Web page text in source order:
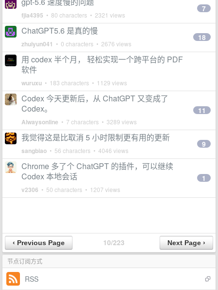
fjia4395 • 80 characters • 2321 views
7
ChatGPT5.6 是真的慢
zhuiyun041 • 0 characters • 2676 views
18
用 codex 半个月， 轻松实现一个跨平台的 PDF
软件
wuruxu • 183 characters • 1129 views
Codex 今天更新后，从 ChatGPT 又变成了
Codex。
Alwaysonline • 7 characters • 3289 views
11
我觉得这是比取消 5 小时限制更有用的更新
sangbiao • 56 characters • 4046 views
9
Chrome 多了个 ChatGPT 的插件，可以继续
Codex 本地会话
v2306 • 50 characters • 1207 views
1
10/223
节点订阅方式
RSS